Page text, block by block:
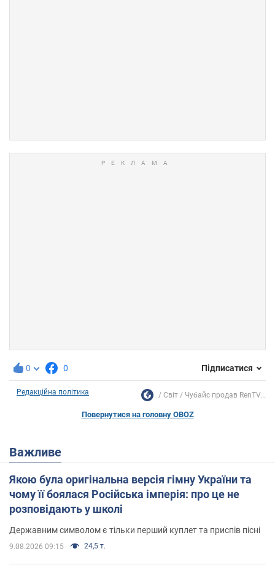
0 0 Підписатися
Редакційна політика Світ Чубайс продав RenTV...
Повернутися на головну OBOZ
Важливе
Якою була оригінальна версія гімну України та
чому її боялася Російська імперія: про це не
розповідають у школі
Державним символом є тільки перший куплет та приспів пісні
9.08.2026 09:15 24,5 т.